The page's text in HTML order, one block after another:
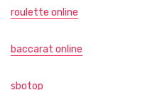
roulette online
baccarat online
sbotop